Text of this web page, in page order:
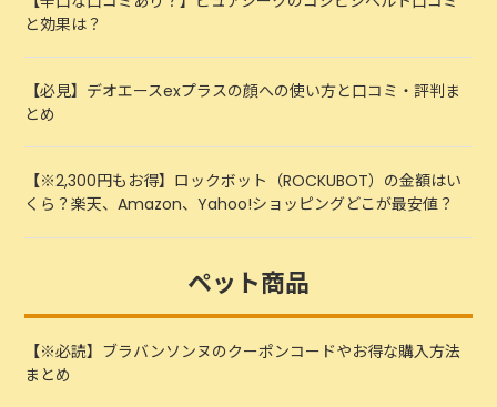
と効果は？
【必見】デオエースexプラスの顔への使い方と口コミ・評判ま
とめ
【※2,300円もお得】ロックボット（ROCKUBOT）の金額はい
くら？楽天、Amazon、Yahoo!ショッピングどこが最安値？
ペット商品
【※必読】ブラバンソンヌのクーポンコードやお得な購入方法
まとめ